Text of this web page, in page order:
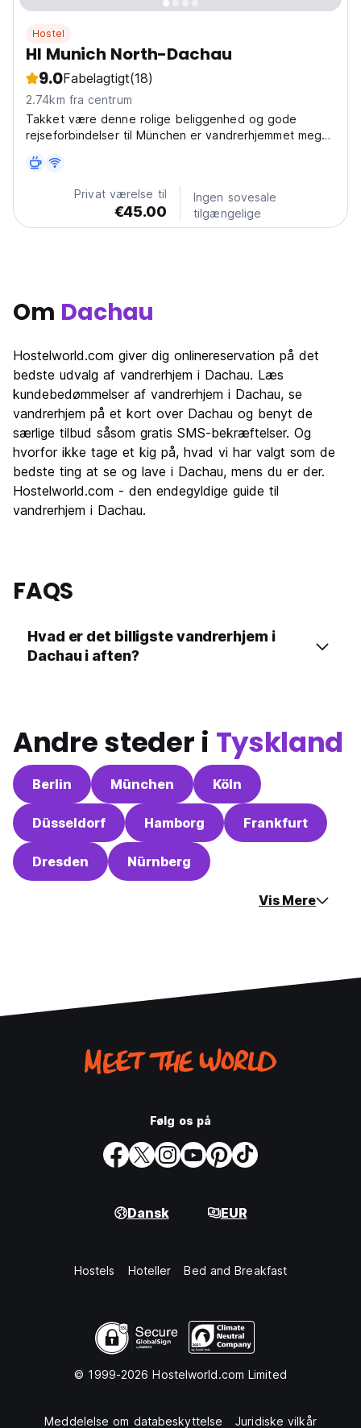
Hostel
HI Munich North-Dachau
9.0Fabelagtigt(18)
2.74km fra centrum
Takket være denne rolige beliggenhed og gode
rejseforbindelser til München er vandrerhjemmet meget
Privat værelse til
€45.00
Ingen sovesale
tilgængelige
Om Dachau
Hostelworld.com giver dig onlinereservation på det
bedste udvalg af vandrerhjem i Dachau. Læs
kundebedømmelser af vandrerhjem i Dachau, se
vandrerhjem på et kort over Dachau og benyt de
særlige tilbud såsom gratis SMS-bekræftelser. Og
hvorfor ikke tage et kig på, hvad vi har valgt som de
bedste ting at se og lave i Dachau, mens du er der.
Hostelworld.com - den endegyldige guide til
vandrerhjem i Dachau.
FAQS
Hvad er det billigste vandrerhjem i
Dachau i aften?
Andre steder i Tyskland
Berlin München Köln
Düsseldorf Hamborg Frankfurt
Dresden Nürnberg
Vis Mere
Følg os på
Dansk EUR
Hostels Hoteller Bed and Breakfast
© 1999-2026 Hostelworld.com Limited
Meddelelse om databeskyttelse Juridiske vilkår